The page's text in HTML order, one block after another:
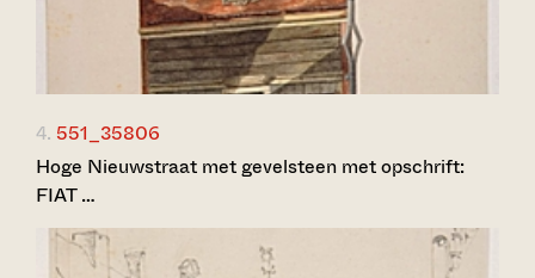
4. 551_35806
Hoge Nieuwstraat met gevelsteen met opschrift:
FIAT …